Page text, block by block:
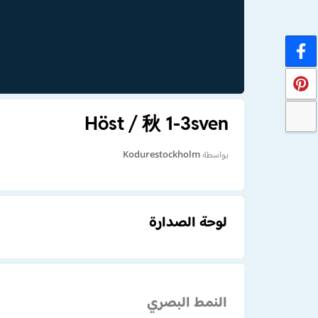
Höst / 秋 1-3sven
بواسطةKodurestockholm
لوحة الصدارة
النمط البصري